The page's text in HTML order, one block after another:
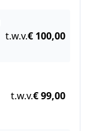
t.w.v.€ 100,00
t.w.v.€ 99,00